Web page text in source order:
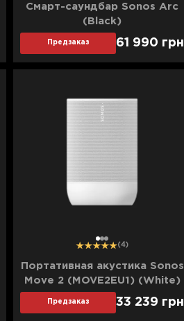
Смарт-саундбар Sonos Arc
(Black)
Предзаказ 61 990 грн
12 3 (4)
Портативная акустика Sonos
Move 2 (MOVE2EU1) (White)
Предзаказ 33 239 грн